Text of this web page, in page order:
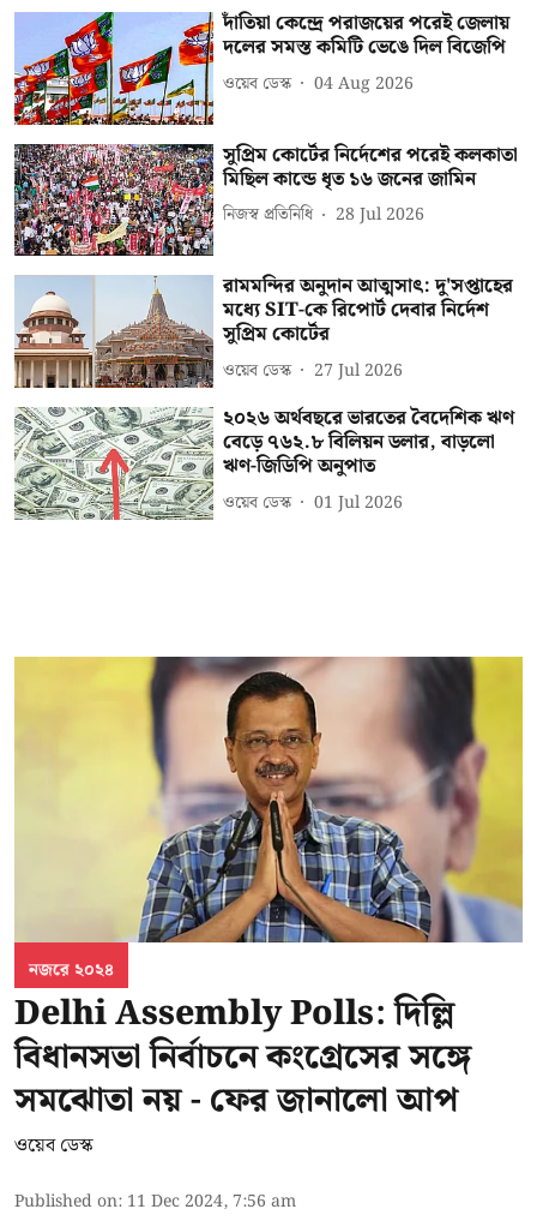
দাঁতিয়া কেন্দ্রে পরাজয়ের পরেই জেলায়
দলের সমস্ত কমিটি ভেঙে দিল বিজেপি
ওয়েব ডেস্ক 04 Aug 2026
সুপ্রিম কোর্টের নির্দেশের পরেই কলকাতা
মিছিল কান্ডে ধৃত ১৬ জনের জামিন
নিজস্ব প্রতিনিধি 28 Jul 2026
রামমন্দির অনুদান আত্মসাৎ: দু'সপ্তাহের
মধ্যে SIT-কে রিপোর্ট দেবার নির্দেশ
সুপ্রিম কোর্টের
ওয়েব ডেস্ক 27 Jul 2026
২০২৬ অর্থবছরে ভারতের বৈদেশিক ঋণ
বেড়ে ৭৬২.৮ বিলিয়ন ডলার, বাড়লো
ঋণ-জিডিপি অনুপাত
ওয়েব ডেস্ক 01 Jul 2026
নজরে ২০২৪
Delhi Assembly Polls: দিল্লি
বিধানসভা নির্বাচনে কংগ্রেসের সঙ্গে
সমঝোতা নয় - ফের জানালো আপ
ওয়েব ডেস্ক
Published on: 11 Dec 2024, 7:56 am